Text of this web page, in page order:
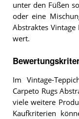
unter den Füßen
oder eine
Abstraktes
wert.
Im Vintage-
Carpeto Rugs
viele weitere
Kaufkriterien